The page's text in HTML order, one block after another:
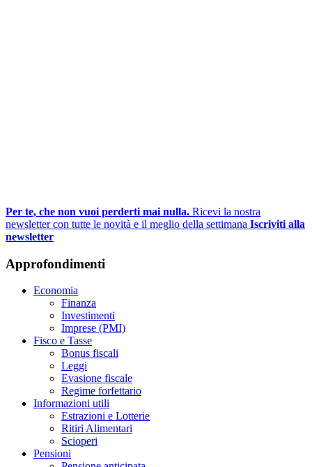
Per te, che non vuoi perderti mai nulla. Ricevi la nostra
newsletter con tutte le novità e il meglio della settimana Iscriviti alla
newsletter
Approfondimenti
Economia
Finanza
Investimenti
Imprese (PMI)
Fisco e Tasse
Bonus fiscali
Leggi
Evasione fiscale
Regime forfettario
Informazioni utili
Estrazioni e Lotterie
Ritiri Alimentari
Scioperi
Pensioni